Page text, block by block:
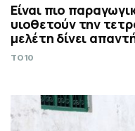
Είναι πιο
υιοθετούν την
μελέτη δίνει
TO10